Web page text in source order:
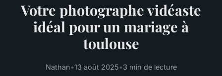
Votre photographe vidéaste
idéal pour un mariage à
toulouse
Nathan•13 août 2025•3 min de lecture